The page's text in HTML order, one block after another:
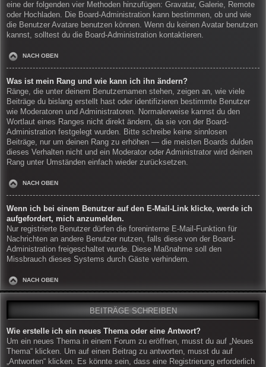
eine der folgenden vier Methoden hinzufügen: Gravatar, Galerie, Remote
oder Hochladen. Die Board-Administration kann bestimmen, ob und wie
die Benutzer Avatare benutzen können. Wenn du keinen Avatar benutzen
kannst, solltest du die Board-Administration kontaktieren.
NACH OBEN
Was ist mein Rang und wie kann ich ihn ändern?
Ränge, die unter deinem Benutzernamen stehen, zeigen an, wie viele
Beiträge du bislang erstellt hast oder identifizieren bestimmte Benutzer
wie Moderatoren und Administratoren. Normalerweise kannst du den
Wortlaut eines Ranges nicht direkt ändern, da sie von der Board-
Administration festgelegt wurden. Bitte schreibe keine sinnlosen
Beiträge, nur um deinen Rang zu erhöhen — die meisten Boards dulden
dieses Verhalten nicht und ein Moderator oder Administrator wird deinen
Rang unter Umständen einfach wieder zurücksetzen.
NACH OBEN
Wenn ich bei einem Benutzer auf den E-Mail-Link klicke, werde ich
aufgefordert, mich anzumelden.
Nur registrierte Benutzer dürfen die foreninterne E-Mail-Funktion für
Nachrichten an andere Benutzer nutzen, falls diese von der Board-
Administration freigeschaltet wurde. Diese Maßnahme soll den
Missbrauch dieses Systems durch Gäste verhindern.
NACH OBEN
BEITRÄGE SCHREIBEN
Wie erstelle ich ein neues Thema oder eine Antwort?
Um ein neues Thema in einem Forum zu eröffnen, musst du auf „Neues
Thema“ klicken. Um auf einen Beitrag zu antworten, musst du auf
„Antworten“ klicken. Es könnte sein, dass eine Registrierung erforderlich